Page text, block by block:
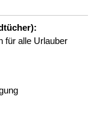
für alle Urlauber